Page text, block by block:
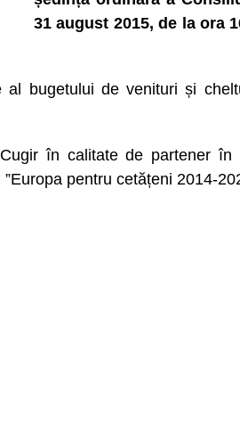
31 august 2015, de la ora
al bugetului de venituri și
în calitate de partener în
pentru cetățeni 2014-